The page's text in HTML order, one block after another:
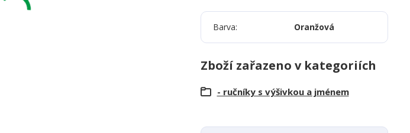
Barva Oranžová
Zboží zařazeno v kategoriích
- ručníky s výšivkou a jménem